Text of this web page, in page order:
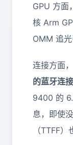
GPU 方面
核 Arm
OMM 追光
连接方面，
的蓝牙连
9400 的
息，即使
（TTFF）